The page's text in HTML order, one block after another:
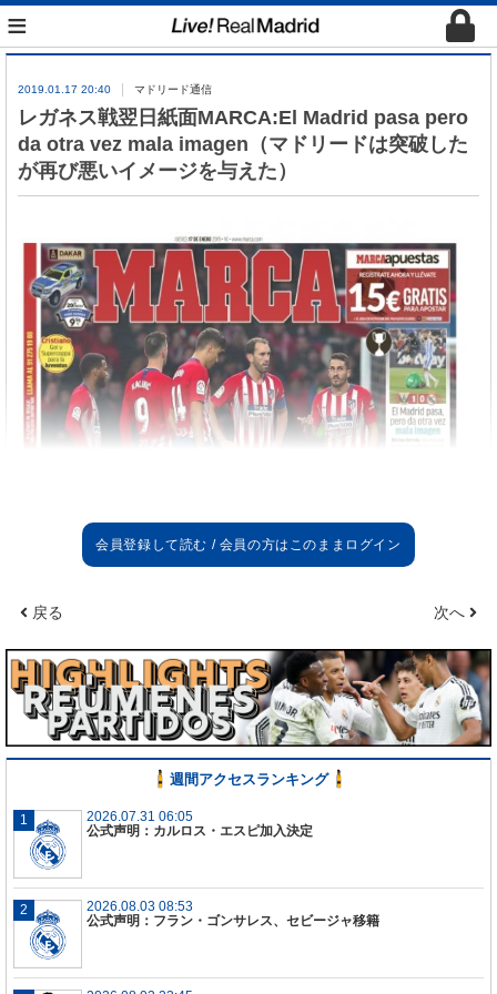
≡
2019.01.17 20:40 マドリード通信
レガネス戦翌日紙面MARCA:El Madrid pasa pero
da otra vez mala imagen（マドリードは突破した
が再び悪いイメージを与えた）
戻る 次へ
週間アクセスランキング
2026.07.31 06:05
公式声明：カルロス・エスピ加入決定
2026.08.03 08:53
公式声明：フラン・ゴンサレス、セビージャ移籍